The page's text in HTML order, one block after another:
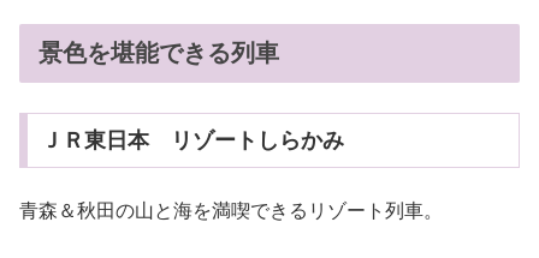
景色を堪能できる列車
ＪＲ東日本 リゾートしらかみ
青森＆秋田の山と海を満喫できるリゾート列車。